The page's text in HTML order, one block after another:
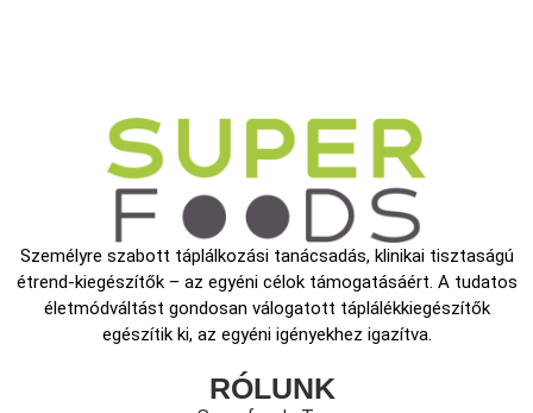
Személyre szabott táplálkozási tanácsadás, klinikai tisztaságú
étrend-kiegészítők – az egyéni célok támogatásáért. A tudatos
életmódváltást gondosan válogatott táplálékkiegészítők
egészítik ki, az egyéni igényekhez igazítva.
RÓLUNK